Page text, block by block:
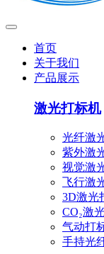
首页
关于我们
产品展示
激光打标机
光纤激
紫外激
视觉激
飞行激
3D激光
CO₂激
气动打
手持光